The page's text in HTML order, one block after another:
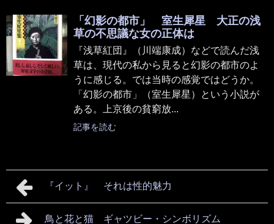
「幻影の都市」 室生犀星 大正の浅
草の不思議な女の正体は
『浅草紅団』（川端康成）などで読んだ浅
草は、現代の私から見ると幻影の都市のよ
うに感じる。では当時の感覚ではどうか。
「幻影の都市」（室生犀星）という小説が
ある。上京後の貧窮放...
記事を読む
『イット』 それは性的魅力
鳥と花と猫 ギャツビー・シンボリズム